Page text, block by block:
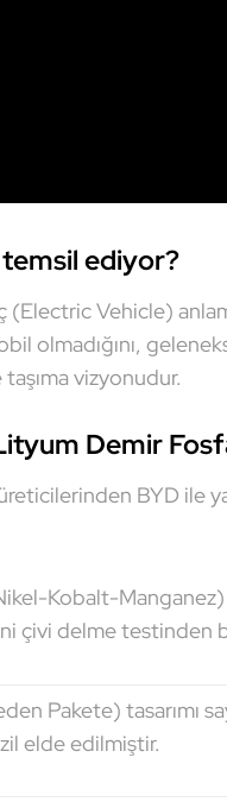
ediyor?
(Electric Vehicle)
olmadığını,
vizyonudur.
Demir
BYD ile
Kobalt-Manganez)
çivi delme testinden
Pakete) tasarımı
elde edilmiştir.